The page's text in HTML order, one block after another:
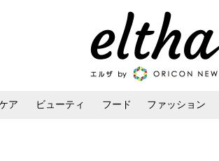
ア ビューティ フード ファッション